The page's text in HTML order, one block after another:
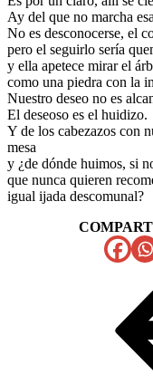
Ay del que no marcha
No es desconocerse, el
pero el seguirlo sería
y ella apetece mirar el
como una piedra con la
Nuestro deseo no es
El deseoso es el huidizo.
Y de los cabezazos con
mesa
y ¿de dónde huimos, si
que nunca quieren
igual ijada descomunal?